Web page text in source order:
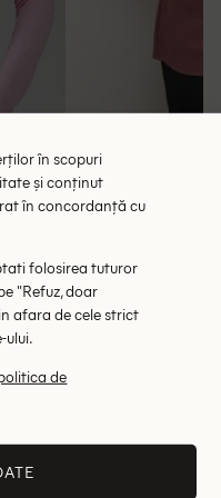
în scopuri
și conținut
în concordanță cu
folosirea tuturor
"Refuz, doar
afara de cele strict
ului.
de